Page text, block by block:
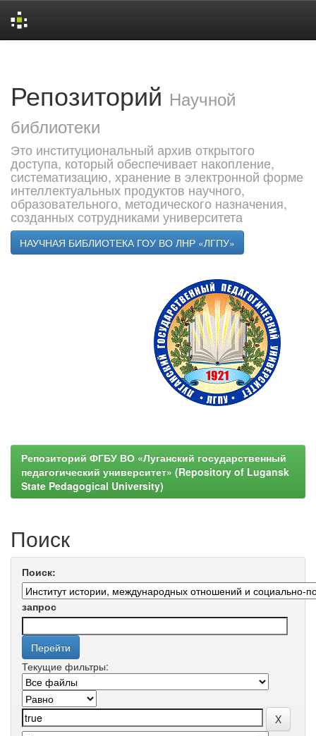
Репозиторий Научной
библиотеки
Это институциональный архив открытого
доступа, который обеспечивает накопление,
систематизацию, хранение в электронной форме
интеллектуальных продуктов научного,
образовательного, методического назначения,
созданных сотрудниками университета
НАУЧНАЯ БИБЛИОТЕКА ГОУ ВО ЛНР «ЛГПУ»
Репозиторий ФГБУ ВО «Луганский государственный
педагогический университет» (Repository of Lugansk
State Pedagogical University)
Поиск
Поиск:
запрос
Текущие фильтры: